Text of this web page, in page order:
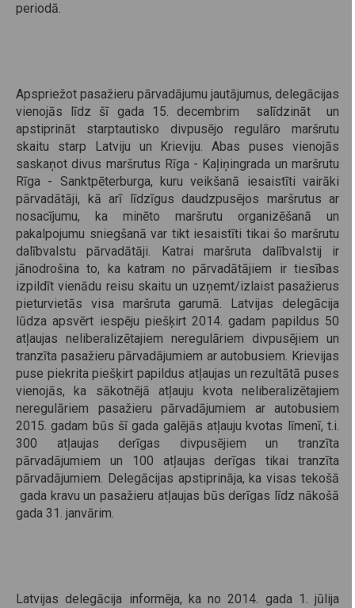
periodā.
Apspriežot pasažieru pārvadājumu jautājumus, delegācijas
vienojās līdz šī gada 15. decembrim salīdzināt un
apstiprināt starptautisko divpusējo regulāro maršrutu
skaitu starp Latviju un Krieviju. Abas puses vienojās
saskaņot divus maršrutus Rīga - Kaļiņingrada un maršrutu
Rīga - Sanktpēterburga, kuru veikšanā iesaistīti vairāki
pārvadātāji, kā arī līdzīgus daudzpusējos maršrutus ar
nosacījumu, ka minēto maršrutu organizēšanā un
pakalpojumu sniegšanā var tikt iesaistīti tikai šo maršrutu
dalībvalstu pārvadātāji. Katrai maršruta dalībvalstij ir
jānodrošina to, ka katram no pārvadātājiem ir tiesības
izpildīt vienādu reisu skaitu un uzņemt/izlaist pasažierus
pieturvietās visa maršruta garumā. Latvijas delegācija
lūdza apsvērt iespēju piešķirt 2014. gadam papildus 50
atļaujas neliberalizētajiem neregulāriem divpusējiem un
tranzīta pasažieru pārvadājumiem ar autobusiem. Krievijas
puse piekrita piešķirt papildus atļaujas un rezultātā puses
vienojās, ka sākotnējā atļauju kvota neliberalizētajiem
neregulāriem pasažieru pārvadājumiem ar autobusiem
2015. gadam būs šī gada galējās atļauju kvotas līmenī, t.i.
300 atļaujas derīgas divpusējiem un tranzīta
pārvadājumiem un 100 atļaujas derīgas tikai tranzīta
pārvadājumiem. Delegācijas apstiprināja, ka visas tekošā
gada kravu un pasažieru atļaujas būs derīgas līdz nākošā
gada 31. janvārim.
Latvijas delegācija informēja, ka no 2014. gada 1. jūlija